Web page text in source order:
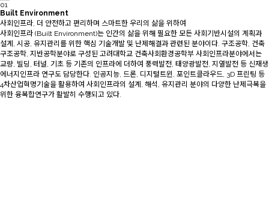
01
Built Environment
사회인프라, 더 안전하고 편리하며 스마트한 우리의 삶을 위하여
사회인프라 (Built Environment)는 인간의 삶을 위해 필요한 모든 사회기반시설의 계획과
설계, 시공, 유지관리를 위한 핵심 기술개발 및 난제해결과 관련된 분야이다. 구조공학, 건축
구조공학, 지반공학분야로 구성된 고려대학교 건축사회환경공학부 사회인프라분야에서는
교량, 빌딩, 터널, 기초 등 기존의 인프라에 더하여 풍력발전, 태양광발전, 지열발전 등 신재생
에너지인프라 연구도 담당한다. 인공지능, 드론, 디지털트윈, 포인트클라우드, 3D 프린팅 등
4차산업혁명기술을 활용하여 사회인프라의 설계, 해석, 유지관리 분야의 다양한 난제극복을
위한 융복합연구가 활발히 수행되고 있다.